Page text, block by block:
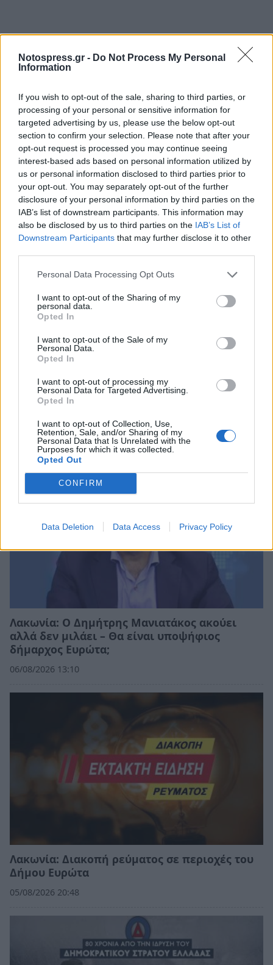
Notospress.gr - Do Not Process My Personal
Information
If you wish to opt-out of the sale, sharing to third parties, or
processing of your personal or sensitive information for
targeted advertising by us, please use the below opt-out
section to confirm your selection. Please note that after your
opt-out request is processed you may continue seeing
interest-based ads based on personal information utilized by
us or personal information disclosed to third parties prior to
your opt-out. You may separately opt-out of the further
disclosure of your personal information by third parties on the
IAB’s list of downstream participants. This information may
also be disclosed by us to third parties on the IAB’s List of
Downstream Participants that may further disclose it to other
Personal Data Processing Opt Outs
I want to opt-out of the Sharing of my
personal data.
Opted In
I want to opt-out of the Sale of my
Personal Data.
Opted In
I want to opt-out of processing my
Personal Data for Targeted Advertising.
Opted In
I want to opt-out of Collection, Use,
Retention, Sale, and/or Sharing of my
Personal Data that Is Unrelated with the
Purposes for which it was collected.
Opted Out
CONFIRM
Data Deletion Data Access Privacy Policy
Λακωνία: Ο Δημήτρης Μανιατάκος ακούει
αλλά δεν μιλάει – Θα είναι υποψήφιος
δήμαρχος Ευρώτα;
06/08/2026 13:10
Λακωνία: Διακοπή ρεύματος σε περιοχές του
Δήμου Ευρώτα
05/08/2026 20:48